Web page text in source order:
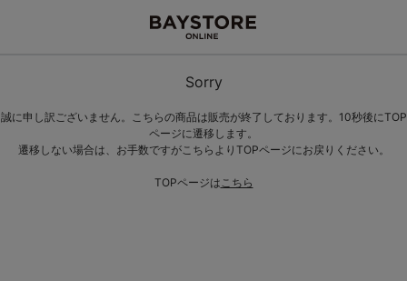
Sorry
誠に申し訳ございません。こちらの商品は販売が終了しております。10秒後にTOP
ページに遷移します。
遷移しない場合は、お手数ですがこちらよりTOPページにお戻りください。
TOPページはこちら